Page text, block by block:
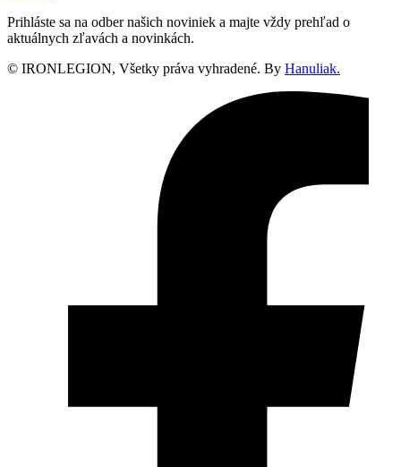
Prihláste sa na odber našich noviniek a majte vždy prehľad o
aktuálnych zľavách a novinkách.
© IRONLEGION, Všetky práva vyhradené. By Hanuliak.